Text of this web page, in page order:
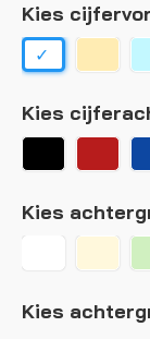
Kies
Kies
Kies
Kies